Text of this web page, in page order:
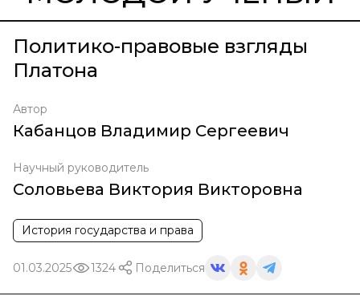
Политико-правовые взгляды
Платона
Автор
Кабанцов Владимир Сергеевич
Научный руководитель
Соловьева Виктория Викторовна
История государства и права
01.03.2025 1324 Поделиться